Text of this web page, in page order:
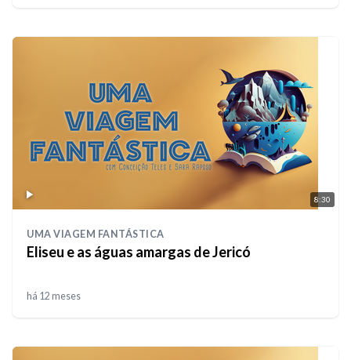
8:30
UMA VIAGEM FANTÁSTICA
Eliseu e as águas amargas de Jericó
há 12 meses